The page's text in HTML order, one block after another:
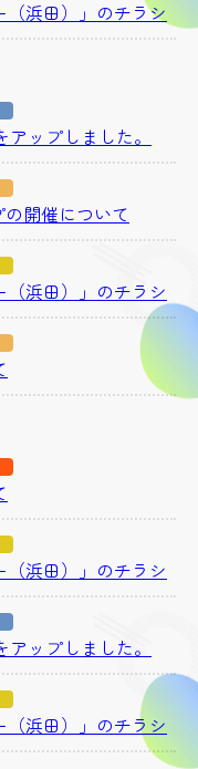
浜田）」のチラシ
アップしました。
の開催について
浜田）」のチラシ
浜田）」のチラシ
アップしました。
浜田）」のチラシ